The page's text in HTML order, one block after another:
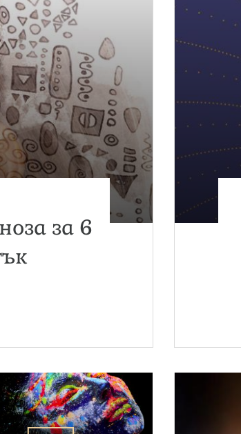
за 6